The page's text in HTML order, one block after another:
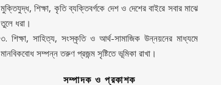
মুক্তিযুদ্ধ, শিক্ষা, কৃতি ব্যক্তিবর্গকে দেশ ও দেশের বাইরে সবার মাঝে
তুলে ধরা।
৩. শিক্ষা, সাহিত্য, সংস্কৃতি ও আর্থ-সামাজিক উন্নয়নের মাধ্যমে
মানবিকবোধ সম্পন্ন তরুণ প্রজন্ম সৃষ্টিতে ভূমিকা রাখা।
সম্পাদক ও প্রকাশক